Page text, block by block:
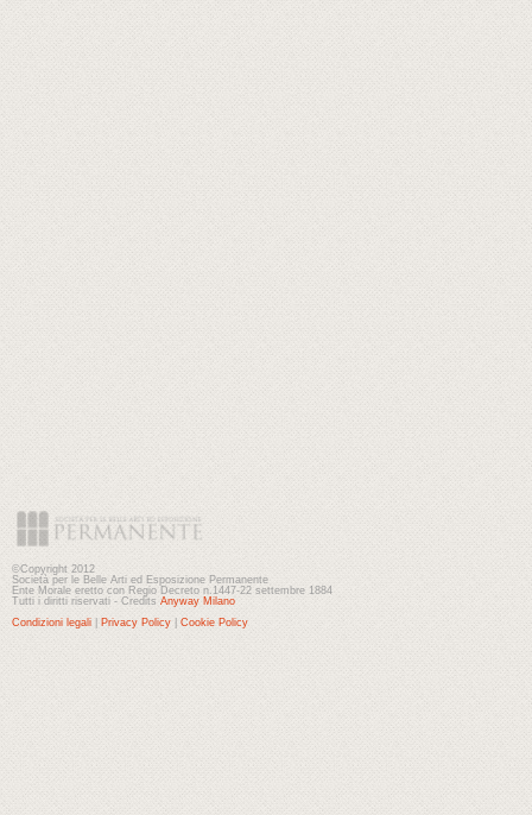
©Copyright 2012
Società per le Belle Arti ed Esposizione Permanente
Ente Morale eretto con Regio Decreto n.1447-22 settembre 1884
Tutti i diritti riservati - Credits Anyway Milano
Condizioni legali
Privacy Policy Cookie Policy